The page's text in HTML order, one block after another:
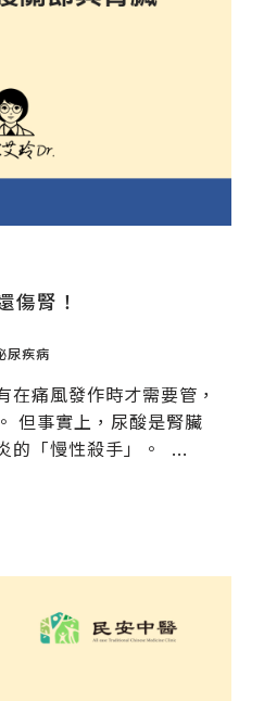
傷腎！
尿疾病
痛風發作時才需要管，
但事實上，尿酸是腎臟
的「慢性殺手」。 ...